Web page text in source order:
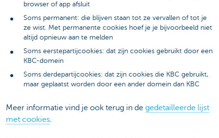
browser of app afsluit
Soms permanent: die blijven staan tot ze vervallen of tot je
ze wist. Met permanente cookies hoef je je bijvoorbeeld niet
altijd opnieuw aan te melden
Soms eerstepartijcookies: dat zijn cookies gebruikt door een
KBC-domein
Soms derdepartijcookies: dat zijn cookies die KBC gebruikt,
maar geplaatst worden door een ander domein dan KBC
Meer informatie vind je ook terug in de gedetailleerde lijst
met cookies.